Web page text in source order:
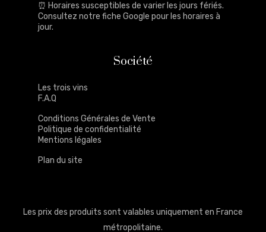
⏰ Horaires susceptibles de varier les jours fériés.
Consultez notre fiche Google pour les horaires à
jour.
Société
Les trois vins
F.A.Q
Conditions Générales de Vente
Politique de confidentialité
Mentions légales
Plan du site
Les prix des produits sont valables uniquement en France
métropolitaine.